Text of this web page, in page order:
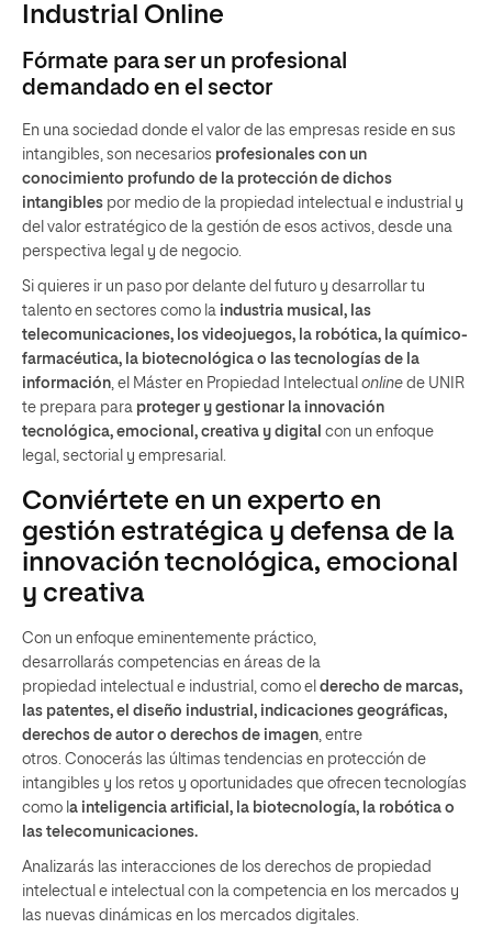
Industrial Online
Fórmate para ser un profesional
demandado en el sector
En una sociedad donde el valor de las empresas reside en sus
intangibles, son necesarios profesionales con un
conocimiento profundo de la protección de dichos
intangibles por medio de la propiedad intelectual e industrial y
del valor estratégico de la gestión de esos activos, desde una
perspectiva legal y de negocio.
Si quieres ir un paso por delante del futuro y desarrollar tu
talento en sectores como la industria musical, las
telecomunicaciones, los videojuegos, la robótica, la químico-
farmacéutica, la biotecnológica o las tecnologías de la
información, el Máster en Propiedad Intelectual online de UNIR
te prepara para proteger y gestionar la innovación
tecnológica, emocional, creativa y digital con un enfoque
legal, sectorial y empresarial.
Conviértete en un experto en
gestión estratégica y defensa de la
innovación tecnológica, emocional
y creativa
Con un enfoque eminentemente práctico,
desarrollarás competencias en áreas de la
propiedad intelectual e industrial, como el derecho de marcas,
las patentes, el diseño industrial, indicaciones geográficas,
derechos de autor o derechos de imagen, entre
otros. Conocerás las últimas tendencias en protección de
intangibles y los retos y oportunidades que ofrecen tecnologías
como l a inteligencia artificial, la biotecnología, la robótica o
las telecomunicaciones.
Analizarás las interacciones de los derechos de propiedad
intelectual e intelectual con la competencia en los mercados y
las nuevas dinámicas en los mercados digitales.